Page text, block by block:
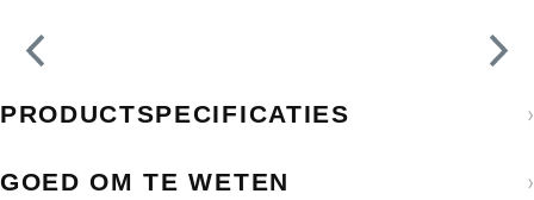
PRODUCTSPECIFICATIES ›
GOED OM TE WETEN ›